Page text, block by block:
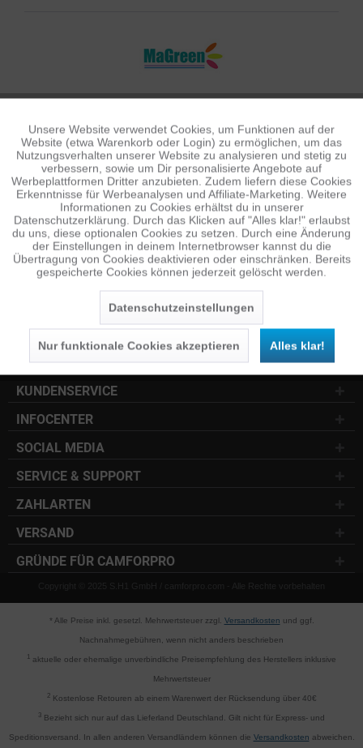
NEWSLETTER
Jetzt anmelden und 10 € Gutschein sichern
habe ich zur Kenntnis
genommen.
KUNDENSERVICE
INFOCENTER
SOCIAL MEDIA
SERVICE & SUPPORT
ZAHLARTEN
VERSAND
GRÜNDE FÜR CAMFORPRO
Copyright © 2025 S.H1 GmbH / camforpro.com - Alle Rechte vorbehalten
* Alle Preise inkl. gesetzl. Mehrwertsteuer zzgl. Versandkosten und ggf.
Nachnahmegebühren, wenn nicht anders beschrieben
1 aktuelle oder ehemalige unverbindliche Preisempfehlung des Herstellers inklusive
Mehrwertsteuer
2Kostenlose Retouren ab einem Warenwert der Rücksendung über 40€
3 Bezieht sich nur auf das Lieferland Deutschland. Gilt nicht für Express- und
Speditionsversand. In allen anderen Versandländern können die Versandkosten abweichen.
Funktionale Aktiv
Tracking Inaktiv
Personalisierung Inaktiv
Service Inaktiv
Unsere Website verwendet Cookies, um Funktionen auf der
Website (etwa Warenkorb oder Login) zu ermöglichen, um das
Nutzungsverhalten unserer Website zu analysieren und stetig zu
verbessern, sowie um Dir personalisierte Angebote auf
Werbeplattformen Dritter anzubieten. Zudem liefern diese Cookies
Erkenntnisse für Werbeanalysen und Affiliate-Marketing. Weitere
Informationen zu Cookies erhältst du in unserer
Datenschutzerklärung. Durch das Klicken auf "Alles klar!" erlaubst
du uns, diese optionalen Cookies zu setzen. Durch eine Änderung
der Einstellungen in deinem Internetbrowser kannst du die
Übertragung von Cookies deaktivieren oder einschränken. Bereits
gespeicherte Cookies können jederzeit gelöscht werden.
Datenschutzeinstellungen
Nur funktionale Cookies akzeptieren Alles klar!